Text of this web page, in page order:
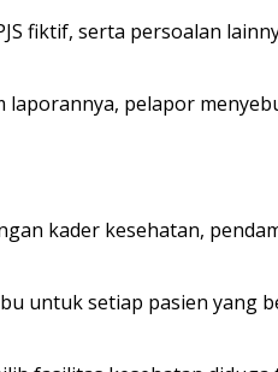
fiktif, serta persoalan
pelapor
kader kesehatan,
untuk setiap pasien yang